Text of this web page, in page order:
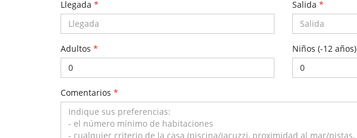
Llegada * Salida *
Adultos * Niños (-12 años)
Comentarios *